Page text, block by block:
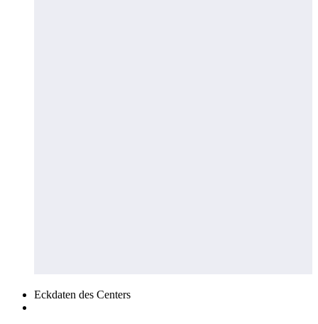
Eckdaten des Centers